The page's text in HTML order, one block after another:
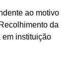
ao motivo
da
em instituição